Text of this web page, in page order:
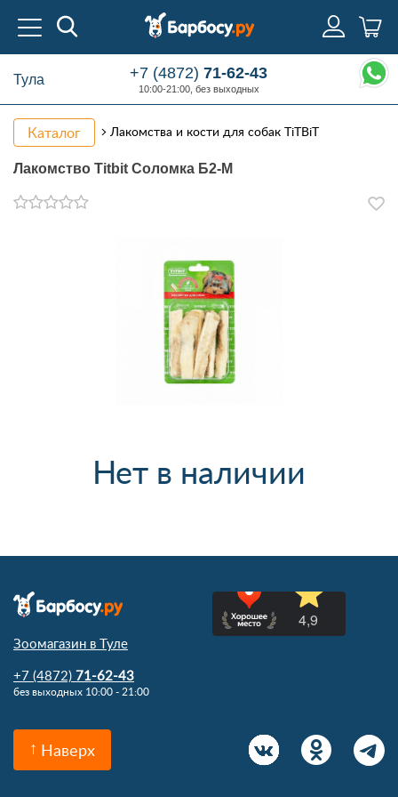
Тула +7 (4872)71-62-43
10:00-21:00, без выходных
Каталог Лакомства и кости для собак TiTBiT
Лакомство Titbit Соломка Б2-М
Нет в наличии
Зоомагазин в Туле
+7 (4872) 71-62-43
без выходных 10:00 - 21:00
Наверх